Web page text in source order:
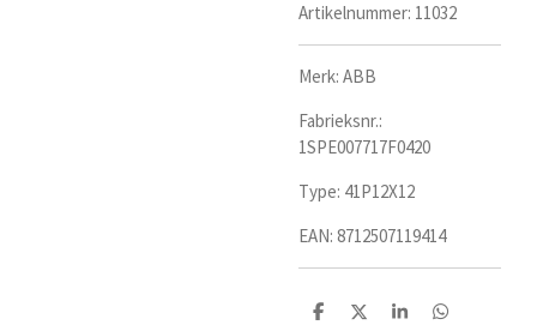
Artikelnummer: 11032
Merk: ABB
Fabrieksnr.:
1SPE007717F0420
Type: 41P12X12
EAN: 8712507119414
D
D
S
D